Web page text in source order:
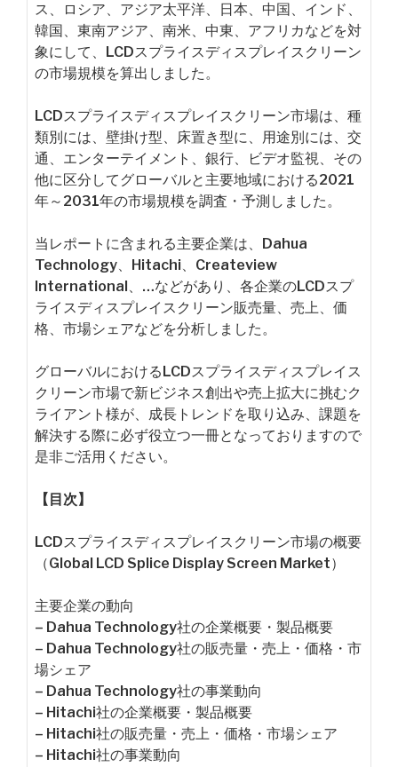
ス、ロシア、アジア太平洋、日本、中国、インド、
韓国、東南アジア、南米、中東、アフリカなどを対
象にして、LCDスプライスディスプレイスクリーン
の市場規模を算出しました。
LCDスプライスディスプレイスクリーン市場は、種
類別には、壁掛け型、床置き型に、用途別には、交
通、エンターテイメント、銀行、ビデオ監視、その
他に区分してグローバルと主要地域における2021
年～2031年の市場規模を調査・予測しました。
当レポートに含まれる主要企業は、Dahua
Technology、Hitachi、Createview
International、…などがあり、各企業のLCDスプ
ライスディスプレイスクリーン販売量、売上、価
格、市場シェアなどを分析しました。
グローバルにおけるLCDスプライスディスプレイス
クリーン市場で新ビジネス創出や売上拡大に挑むク
ライアント様が、成長トレンドを取り込み、課題を
解決する際に必ず役立つ一冊となっておりますので
是非ご活用ください。
【目次】
LCDスプライスディスプレイスクリーン市場の概要
（Global LCD Splice Display Screen Market）
主要企業の動向
– Dahua Technology社の企業概要・製品概要
– Dahua Technology社の販売量・売上・価格・市
場シェア
– Dahua Technology社の事業動向
– Hitachi社の企業概要・製品概要
– Hitachi社の販売量・売上・価格・市場シェア
– Hitachi社の事業動向